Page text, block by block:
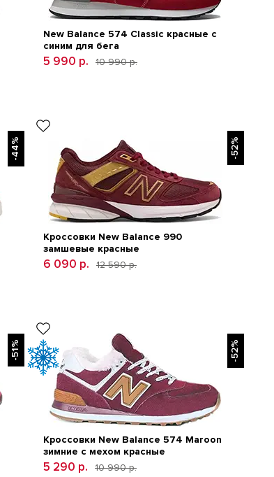
New Balance 574 Classic красные с
синим для бега
5 990 р. 10 990 р.
-44% -52%
Кроссовки New Balance 990
замшевые красные
6 090 р. 12 590 р.
-51% -52%
Кроссовки New Balance 574 Maroon
зимние с мехом красные
5 290 р. 10 990 р.